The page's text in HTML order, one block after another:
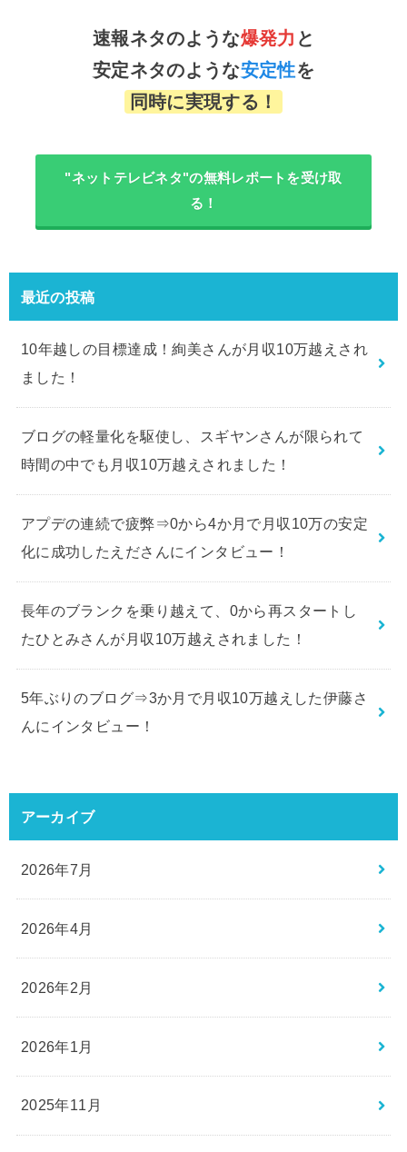
速報ネタのような爆発力 と
安定ネタのような安定性を
同時に実現する！
"ネットテレビネタ"の無料レポートを受け取
る！
最近の投稿
10年越しの目標達成！絢美さんが月収10万越えされ
ました！
ブログの軽量化を駆使し、スギヤンさんが限られて
時間の中でも月収10万越えされました！
アプデの連続で疲弊⇒0から4か月で月収10万の安定
化に成功したえださんにインタビュー！
長年のブランクを乗り越えて、0から再スタートし
たひとみさんが月収10万越えされました！
5年ぶりのブログ⇒3か月で月収10万越えした伊藤さ
んにインタビュー！
アーカイブ
2026年7月
2026年4月
2026年2月
2026年1月
2025年11月